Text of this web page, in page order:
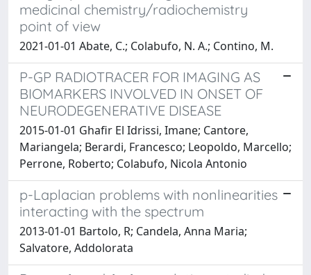
medicinal chemistry/radiochemistry
point of view
2021-01-01 Abate, C.; Colabufo, N. A.; Contino, M.
P-GP RADIOTRACER FOR IMAGING AS
BIOMARKERS INVOLVED IN ONSET OF
NEURODEGENERATIVE DISEASE
2015-01-01 Ghafir El Idrissi, Imane; Cantore,
Mariangela; Berardi, Francesco; Leopoldo, Marcello;
Perrone, Roberto; Colabufo, Nicola Antonio
p-Laplacian problems with nonlinearities
interacting with the spectrum
2013-01-01 Bartolo, R; Candela, Anna Maria;
Salvatore, Addolorata